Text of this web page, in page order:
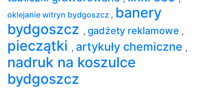
oklejanie witryn bydgoszcz , banery
bydgoszcz , gadżety reklamowe ,
pieczątki , artykuły chemiczne ,
nadruk na koszulce
bydgoszcz